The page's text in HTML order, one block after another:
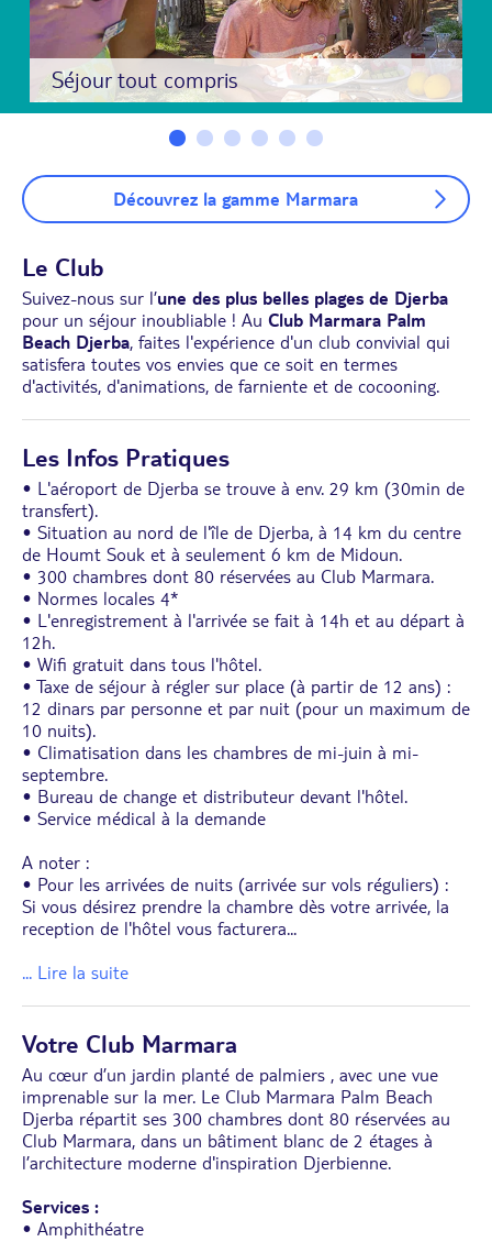
Séjour tout compris
Découvrez la gamme Marmara
Le Club
Suivez-nous sur l’une des plus belles plages de Djerba
pour un séjour inoubliable ! Au Club Marmara Palm
Beach Djerba, faites l'expérience d'un club convivial qui
satisfera toutes vos envies que ce soit en termes
d'activités, d'animations, de farniente et de cocooning.
Les Infos Pratiques
• L'aéroport de Djerba se trouve à env. 29 km (30min de
transfert).
• Situation au nord de l'île de Djerba, à 14 km du centre
de Houmt Souk et à seulement 6 km de Midoun.
• 300 chambres dont 80 réservées au Club Marmara.
• Normes locales 4*
• L'enregistrement à l'arrivée se fait à 14h et au départ à
12h.
• Wifi gratuit dans tous l'hôtel.
• Taxe de séjour à régler sur place (à partir de 12 ans) :
12 dinars par personne et par nuit (pour un maximum de
10 nuits).
• Climatisation dans les chambres de mi-juin à mi-
septembre.
• Bureau de change et distributeur devant l'hôtel.
• Service médical à la demande
A noter :
• Pour les arrivées de nuits (arrivée sur vols réguliers) :
Si vous désirez prendre la chambre dès votre arrivée, la
reception de l'hôtel vous facturera...
... Lire la suite
Votre Club Marmara
Au cœur d’un jardin planté de palmiers , avec une vue
imprenable sur la mer. Le Club Marmara Palm Beach
Djerba répartit ses 300 chambres dont 80 réservées au
Club Marmara, dans un bâtiment blanc de 2 étages à
l’architecture moderne d'inspiration Djerbienne.
Services :
• Amphithéatre